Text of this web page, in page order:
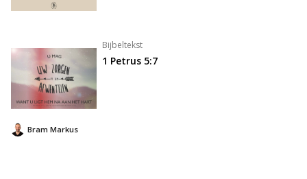
Bijbeltekst
1 Petrus 5:7
Bram Markus